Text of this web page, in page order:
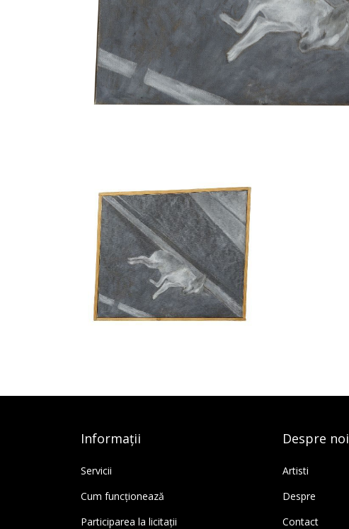
Informații
Servicii
Cum funcționează
Participarea la licitații
Despre noi
Artisti
Despre
Contact